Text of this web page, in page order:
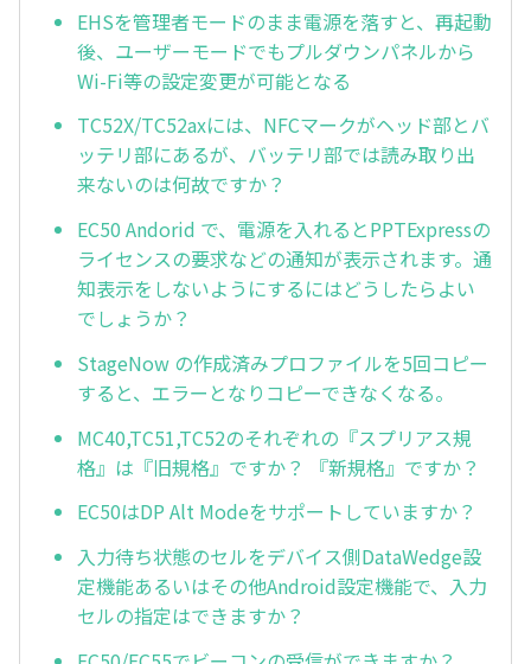
EHSを管理者モードのまま電源を落すと、再起動
後、ユーザーモードでもプルダウンパネルから
Wi-Fi等の設定変更が可能となる
TC52X/TC52axには、NFCマークがヘッド部とバ
ッテリ部にあるが、バッテリ部では読み取り出
来ないのは何故ですか？
EC50 Andorid で、電源を入れるとPPTExpressの
ライセンスの要求などの通知が表示されます。通
知表示をしないようにするにはどうしたらよい
でしょうか？
StageNow の作成済みプロファイルを5回コピー
すると、エラーとなりコピーできなくなる。
MC40,TC51,TC52のそれぞれの『スプリアス規
格』は『旧規格』ですか？ 『新規格』ですか？
EC50はDP Alt Modeをサポートしていますか？
入力待ち状態のセルをデバイス側DataWedge設
定機能あるいはその他Android設定機能で、入力
セルの指定はできますか？